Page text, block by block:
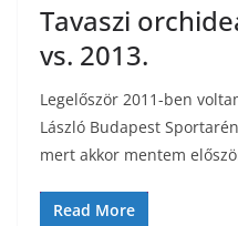
Tavaszi
vs. 2013.
Legelőször 2011-ben
László Budapest
mert akkor mentem
Read More